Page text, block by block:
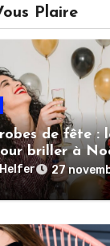
Plaire
de fête :
briller à
27